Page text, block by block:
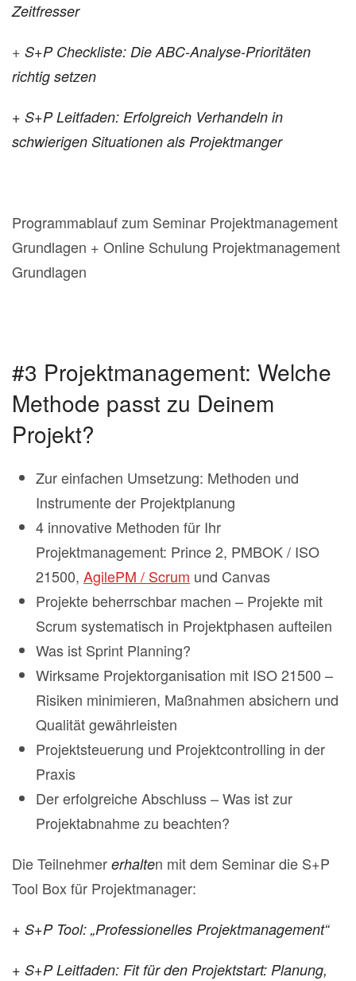
Zeitfresser
+ S+P Checkliste: Die ABC-Analyse-Prioritäten
richtig setzen
+ S+P Leitfaden: Erfolgreich Verhandeln in
schwierigen Situationen als Projektmanger
Programmablauf zum Seminar Projektmanagement
Grundlagen + Online Schulung Projektmanagement
Grundlagen
#3 Projektmanagement: Welche
Methode passt zu Deinem
Projekt?
Zur einfachen Umsetzung: Methoden und
Instrumente der Projektplanung
4 innovative Methoden für Ihr
Projektmanagement: Prince 2, PMBOK / ISO
21500, AgilePM / Scrum und Canvas
Projekte beherrschbar machen – Projekte mit
Scrum systematisch in Projektphasen aufteilen
Was ist Sprint Planning?
Wirksame Projektorganisation mit ISO 21500 –
Risiken minimieren, Maßnahmen absichern und
Qualität gewährleisten
Projektsteuerung und Projektcontrolling in der
Praxis
Der erfolgreiche Abschluss – Was ist zur
Projektabnahme zu beachten?
Die Teilnehmer erhalten mit dem Seminar die S+P
Tool Box für Projektmanager:
+ S+P Tool: „Professionelles Projektmanagement“
+ S+P Leitfaden: Fit für den Projektstart: Planung,